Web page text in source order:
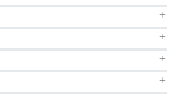
+
+
+
+